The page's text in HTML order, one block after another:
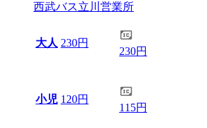
西武バス立川営業所
大人 230円
230円
小児 120円
115円